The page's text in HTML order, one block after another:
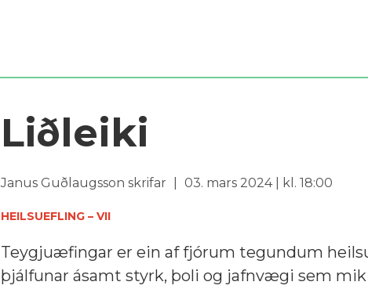
Liðleiki
Janus Guðlaugsson skrifar 03. mars 2024 | kl. 18:00
HEILSUEFLING – VII
Teygjuæfingar er ein af fjórum tegundum
þjálfunar ásamt styrk, þoli og jafnvægi sem